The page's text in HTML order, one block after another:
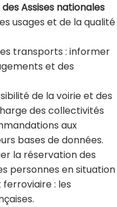
Assises nationales
usages et de la qualité
transports : informer
et des
de la voirie et des
des collectivités
aux
bases de données.
la réservation des
personnes en situation
: les